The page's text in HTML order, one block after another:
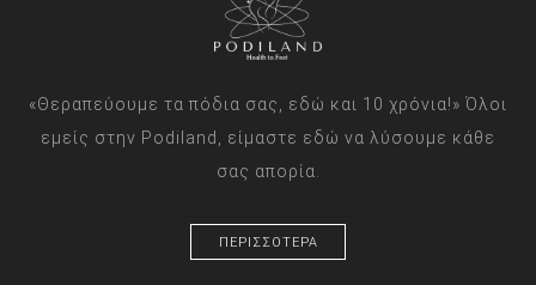
«Θεραπεύουμε τα πόδια σας, εδώ και 10 χρόνια!» Όλοι
εμείς στην Podiland, είμαστε εδώ να λύσουμε κάθε
σας απορία.
ΠΕΡΙΣΣΟΤΕΡΑ